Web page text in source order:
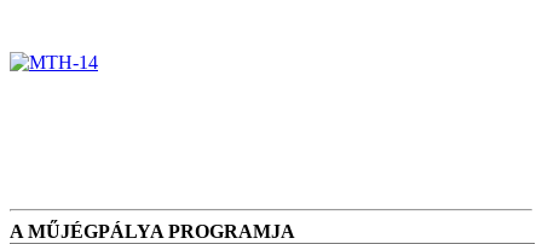
A MŰJÉGPÁLYA PROGRAMJA